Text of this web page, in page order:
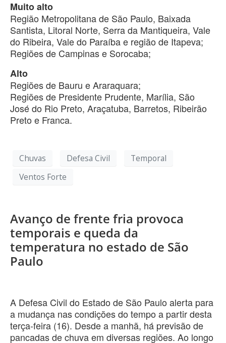
Muito alto
Região Metropolitana de São Paulo, Baixada
Santista, Litoral Norte, Serra da Mantiqueira, Vale
do Ribeira, Vale do Paraíba e região de Itapeva;
Regiões de Campinas e Sorocaba;
Alto
Regiões de Bauru e Araraquara;
Regiões de Presidente Prudente, Marília, São
José do Rio Preto, Araçatuba, Barretos, Ribeirão
Preto e Franca.
Chuvas Defesa Civil
Temporal
Ventos Forte
Avanço de frente fria provoca
temporais e queda da
temperatura no estado de São
Paulo
A Defesa Civil do Estado de São Paulo alerta para
a mudança nas condições do tempo a partir desta
terça-feira (16). Desde a manhã, há previsão de
pancadas de chuva em diversas regiões. Ao longo